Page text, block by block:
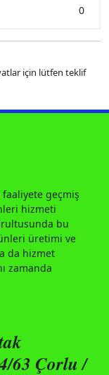
0
için lütfen teklif
faaliyete geçmiş
hizmeti
bu
üretimi ve
da hizmet
zamanda
63 Çorlu /